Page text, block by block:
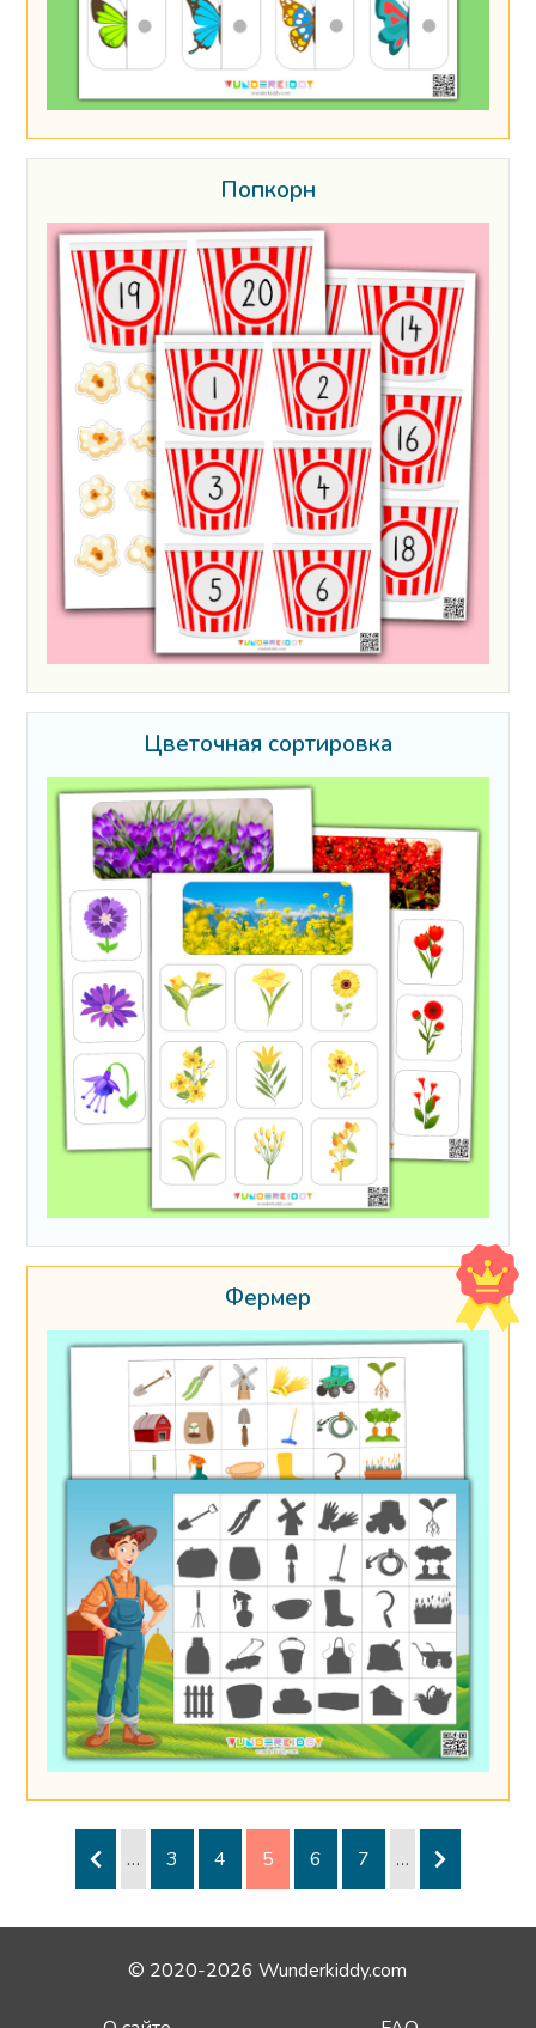
Попкорн
Цветочная сортировка
Фермер
… 3 4 5 6 7 …
© 2020-2026 Wunderkiddy.com